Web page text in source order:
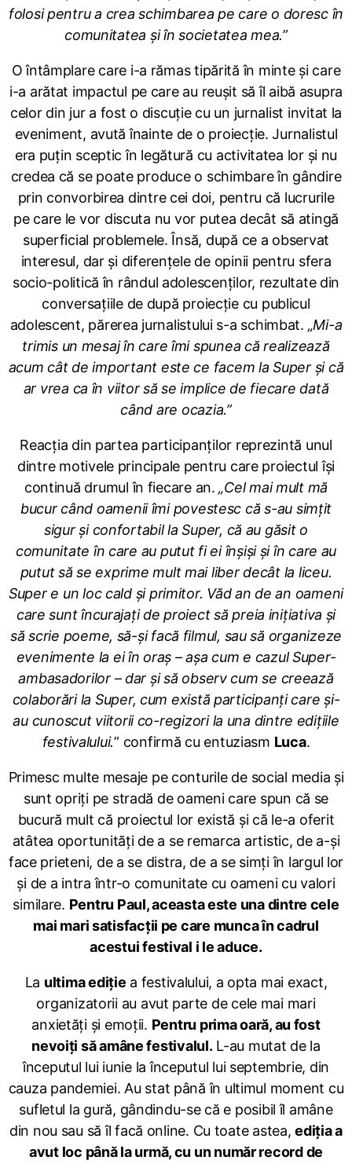
folosi pentru a crea schimbarea pe care o doresc în
comunitatea și în societatea mea.”
O întâmplare care i-a rămas tipărită în minte și care
i-a arătat impactul pe care au reușit să îl aibă asupra
celor din jur a fost o discuție cu un jurnalist invitat la
eveniment, avută înainte de o proiecție. Jurnalistul
era puțin sceptic în legătură cu activitatea lor și nu
credea că se poate produce o schimbare în gândire
prin convorbirea dintre cei doi, pentru că lucrurile
pe care le vor discuta nu vor putea decât să atingă
superficial problemele. Însă, după ce a observat
interesul, dar și diferențele de opinii pentru sfera
socio-politică în rândul adolescenților, rezultate din
conversațiile de după proiecție cu publicul
adolescent, părerea jurnalistului s-a schimbat. „Mi-a
trimis un mesaj în care îmi spunea că realizează
acum cât de important este ce facem la Super și că
ar vrea ca în viitor să se implice de fiecare dată
când are ocazia.”
Reacția din partea participanților reprezintă unul
dintre motivele principale pentru care proiectul își
continuă drumul în fiecare an.„Cel mai mult mă
bucur când oamenii îmi povestesc că s-au simțit
sigur și confortabil la Super, că au găsit o
comunitate în care au putut fi ei înșiși și în care au
putut să se exprime mult mai liber decât la liceu.
Super e un loc cald și primitor. Văd an de an oameni
care sunt încurajați de proiect să preia inițiativa și
să scrie poeme, să-și facă filmul, sau să organizeze
evenimente la ei în oraș – așa cum e cazul Super-
ambasadorilor – dar și să observ cum se creează
colaborări la Super, cum există participanți care și-
au cunoscut viitorii co-regizori la una dintre edițiile
festivalului.” confirmă cu entuziasm Luca.
Primesc multe mesaje pe conturile de social media și
sunt opriți pe stradă de oameni care spun că se
bucură mult că proiectul lor există și că le-a oferit
atâtea oportunități de a se remarca artistic, de a-și
face prieteni, de a se distra, de a se simți în largul lor
și de a intra într-o comunitate cu oameni cu valori
similare. Pentru Paul, aceasta este una dintre cele
mai mari satisfacții pe care munca în cadrul
acestui festival i le aduce.
La ultima ediție a festivalului, a opta mai exact,
organizatorii au avut parte de cele mai mari
anxietăți și emoții. Pentru prima oară, au fost
nevoiți să amâne festivalul. L-au mutat de la
începutul lui iunie la începutul lui septembrie, din
cauza pandemiei. Au stat până în ultimul moment cu
sufletul la gură, gândindu-se că e posibil îl amâne
din nou sau să îl facă online. Cu toate astea,ediția a
avut loc până la urmă, cu un număr record de